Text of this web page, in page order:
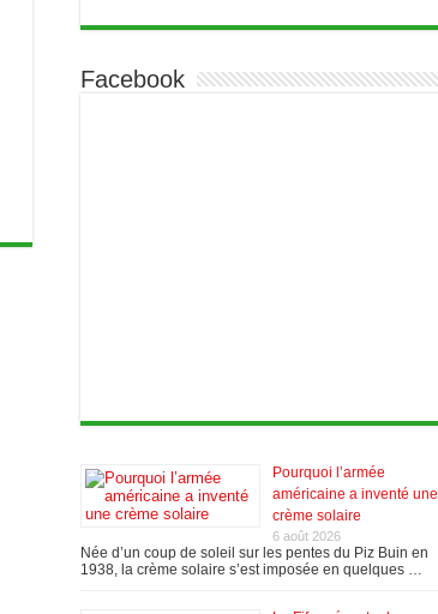
Facebook
Pourquoi l’armée
américaine a inventé une
crème solaire
6 août 2026
Née d’un coup de soleil sur les pentes du Piz Buin en
1938, la crème solaire s’est imposée en quelques …